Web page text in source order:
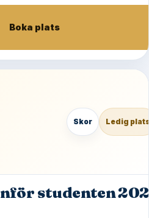
Boka plats
Skor Ledig
studenten